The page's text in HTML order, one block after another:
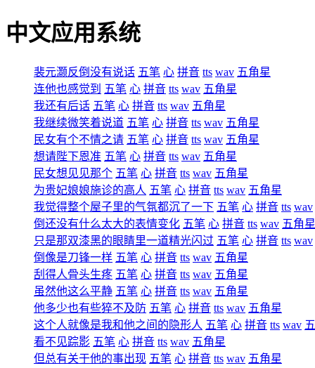
中文应用系统
裴元灏反倒没有说话 五笔 心 拼音 tts wav 五角星
连他也感觉到 五笔 心 拼音 tts wav 五角星
我还有后话 五笔 心 拼音 tts wav 五角星
我继续微笑着说道 五笔 心 拼音 tts wav 五角星
民女有个不情之请 五笔 心 拼音 tts wav 五角星
想请陛下恩准 五笔 心 拼音 tts wav 五角星
民女想见见那个 五笔 心 拼音 tts wav 五角星
为贵妃娘娘施诊的高人 五笔 心 拼音 tts wav 五角星
我觉得整个屋子里的气氛都沉了一下 五笔 心 拼音 tts wav
倒还没有什么太大的表情变化 五笔 心 拼音 tts wav 五角星
只是那双漆黑的眼睛里一道精光闪过 五笔 心 拼音 tts wav
倒像是刀锋一样 五笔 心 拼音 tts wav 五角星
刮得人骨头生疼 五笔 心 拼音 tts wav 五角星
虽然他这么平静 五笔 心 拼音 tts wav 五角星
他多少也有些猝不及防 五笔 心 拼音 tts wav 五角星
这个人就像是我和他之间的隐形人 五笔 心 拼音 tts wav
看不见踪影 五笔 心 拼音 tts wav 五角星
但总有关于他的事出现 五笔 心 拼音 tts wav 五角星